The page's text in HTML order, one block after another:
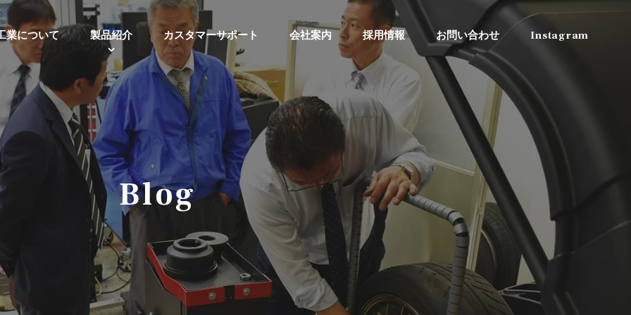
業について 製品紹介 カスタマーサポート 会社案内 採用情報 お問い合わせ Instagram
Blog